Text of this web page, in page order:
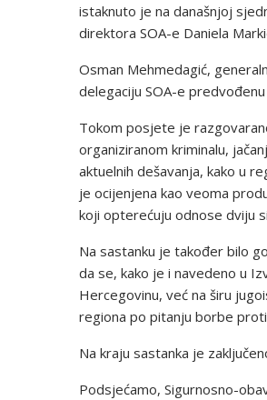
istaknuto je na današnjoj
direktora SOA-e Daniela
Osman Mehmedagić,
delegaciju SOA-e
Tokom posjete je
organiziranom kriminalu,
aktuelnih dešavanja, kako u
je ocijenjena kao veoma
koji opterećuju odnose dviju
Na sastanku je također bilo
da se, kako je i navedeno u
Hercegovinu, već na širu
regiona po pitanju borbe
Na kraju sastanka je
Podsjećamo, Sigurnosno-